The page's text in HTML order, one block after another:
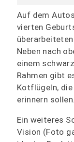
Auf dem
vierten
Neben nach
einem
Rahmen gibt
Kotflügeln,
erinnern sollen.
Ein weiteres
Vision (Foto